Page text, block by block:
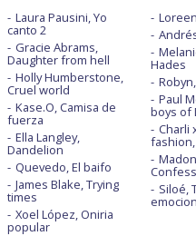
Laura Pausini, Yo
canto 2
Gracie Abrams,
Daughter from hell
Holly Humberstone,
Cruel world
Kase.O, Camisa de
fuerza
Ella Langley,
Dandelion
Quevedo, El baifo
James Blake, Trying
times
Xoel López, Oniria
popular
Hades
Paul
boys of
Charli
Siloé,